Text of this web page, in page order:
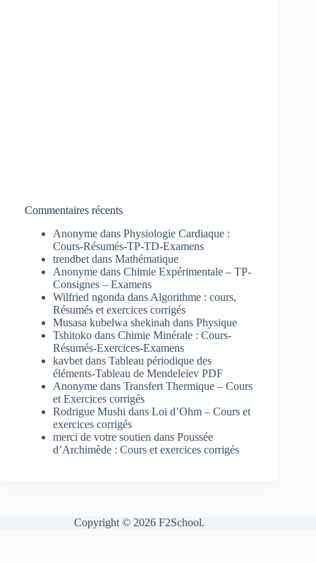
Commentaires récents
Anonyme dans Physiologie Cardiaque :
Cours-Résumés-TP-TD-Examens
trendbet dans Mathématique
Anonyme dans Chimie Expérimentale – TP-
Consignes – Examens
Wilfried ngonda dans Algorithme : cours,
Résumés et exercices corrigés
Musasa kubelwa shekinah dans Physique
Tshitoko dans Chimie Minérale : Cours-
Résumés-Exercices-Examens
kavbet dans Tableau périodique des
éléments-Tableau de Mendeleïev PDF
Anonyme dans Transfert Thermique – Cours
et Exercices corrigés
Rodrigue Mushi dans Loi d’Ohm – Cours et
exercices corrigés
merci de votre soutien dans Poussée
d’Archimède : Cours et exercices corrigés
Copyright © 2026 F2School.